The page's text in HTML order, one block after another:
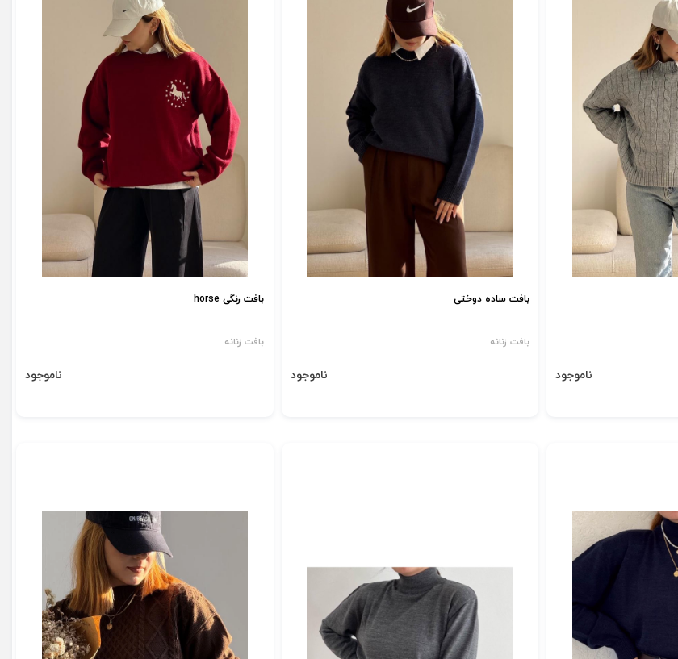
ناموجود
بافت ساده دوختی
بافت زنانه
ناموجود
بافت رنگی horse
بافت زنانه
ناموجود